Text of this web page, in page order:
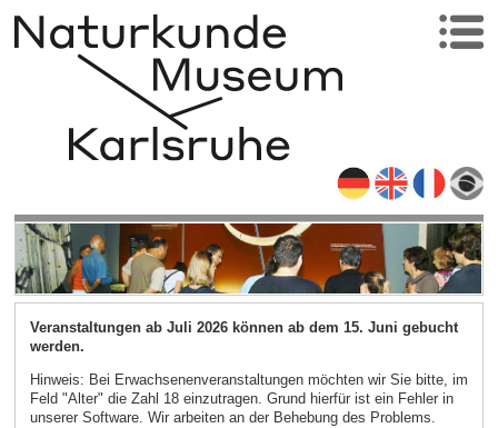
Veranstaltungen ab Juli 2026 können ab dem 15. Juni gebucht
werden.
Hinweis: Bei Erwachsenenveranstaltungen möchten wir Sie bitte, im
Feld "Alter" die Zahl 18 einzutragen. Grund hierfür ist ein Fehler in
unserer Software. Wir arbeiten an der Behebung des Problems.